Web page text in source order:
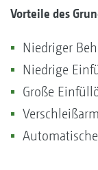
Vorteile des
Niedriger
Niedrige
Große